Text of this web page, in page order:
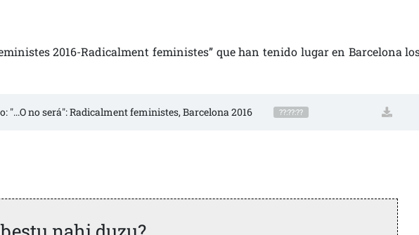
2016-Radicalment feministes” que han tenido lugar en Barcelona
"...O no será": Radicalment feministes, Barcelona 2016 ??:??:??